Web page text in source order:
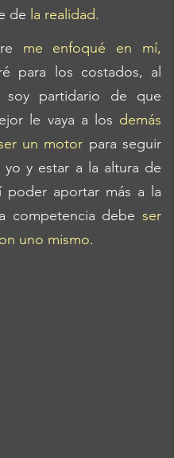
de la realidad.
me enfoqué en mí,
para los costados, al
soy partidario de que
le vaya a los demás
un motor para seguir
yo y estar a la altura de
poder aportar más a la
competencia debe ser
uno mismo.